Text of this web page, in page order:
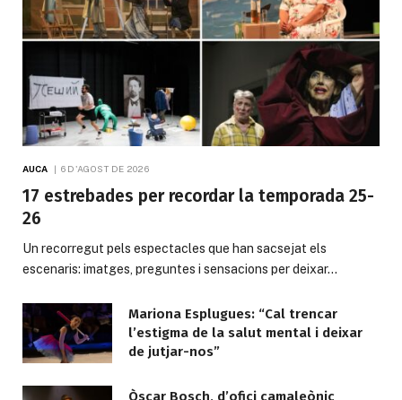
AUCA 6 D'AGOST DE 2026
17 estrebades per recordar la temporada 25-
26
Un recorregut pels espectacles que han sacsejat els
escenaris: imatges, preguntes i sensacions per deixar…
Mariona Esplugues: “Cal trencar
l’estigma de la salut mental i deixar
de jutjar-nos”
Òscar Bosch, d’ofici camaleònic